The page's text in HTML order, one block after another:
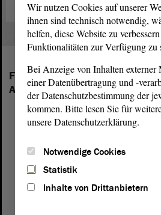
Folgende Fraktionen sind im
Anhalt vertreten:
Wir nutzen Cookies auf unserer
ihnen sind technisch notwendig,
helfen, diese Website zu
Funktionalitäten zur Verfügung zu
Bei Anzeige von Inhalten externer
einer Datenübertragung und -
der Datenschutzbestimmung der
kommen. Bitte lesen Sie für
unsere Datenschutzerklärung.
Notwendige Cookies
Statistik
Inhalte von Drittanbietern